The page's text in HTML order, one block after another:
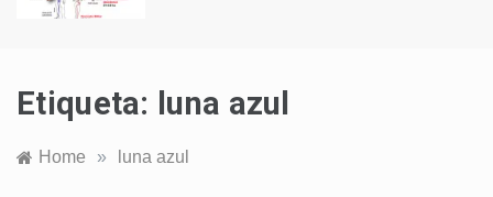
Etiqueta: luna azul
Home » luna azul